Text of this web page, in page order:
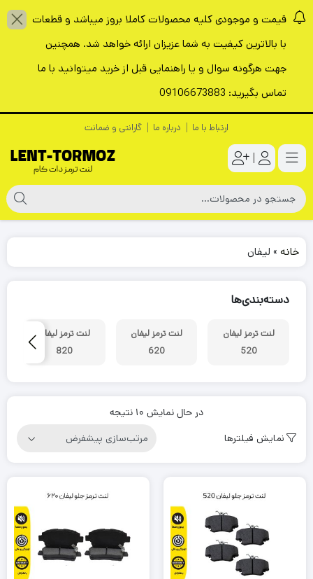
قیمت و موجودی کلیه محصولات کاملا بروز میباشد و قطعات
با بالاترین کیفیت به شما عزیزان ارائه خواهد شد. همچنین
جهت هرگونه سوال و یا راهنمایی قبل از خرید میتوانید با ما
تماس بگیرید: 09106673883
ارتباط با ما درباره ما گارانتی و ضمانت
|
خانه » لیفان
دسته‌بندی‌ها
لنت ترمز لیفان
520
لنت ترمز لیفان
620
لنت ترمز لیفان
820
در حال نمایش 10 نتیجه
نمایش فیلترها